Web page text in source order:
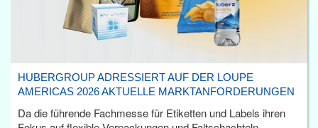
HUBERGROUP ADRESSIERT AUF DER LOUPE
AMERICAS 2026 AKTUELLE MARKTANFORDERUNGEN
Da die führende Fachmesse für Etiketten und Labels ihren